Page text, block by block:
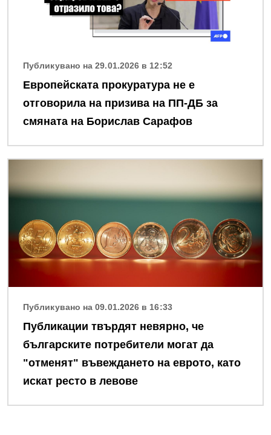
Публикувано на 29.01.2026 в 12:52
Европейската прокуратура не е
отговорила на призива на ПП-ДБ за
смяната на Борислав Сарафов
Публикувано на 09.01.2026 в 16:33
Публикации твърдят невярно, че
българските потребители могат да
"отменят" въвеждането на еврото, като
искат ресто в левове